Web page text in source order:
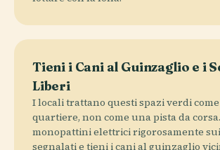
Tieni i Cani al Guinzaglio e i
Liberi
I locali trattano questi spazi verdi
quartiere, non come una pista da
monopattini elettrici rigorosamente
segnalati e tieni i cani al guinzaglio